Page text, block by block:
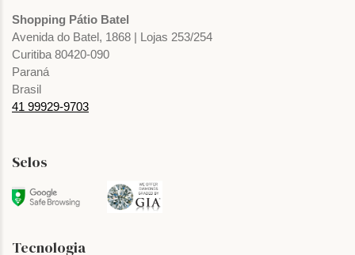
Shopping Pátio Batel
Avenida do Batel, 1868 | Lojas 253/254
Curitiba 80420-090
Paraná
Brasil
41 99929-9703
Selos
Tecnologia